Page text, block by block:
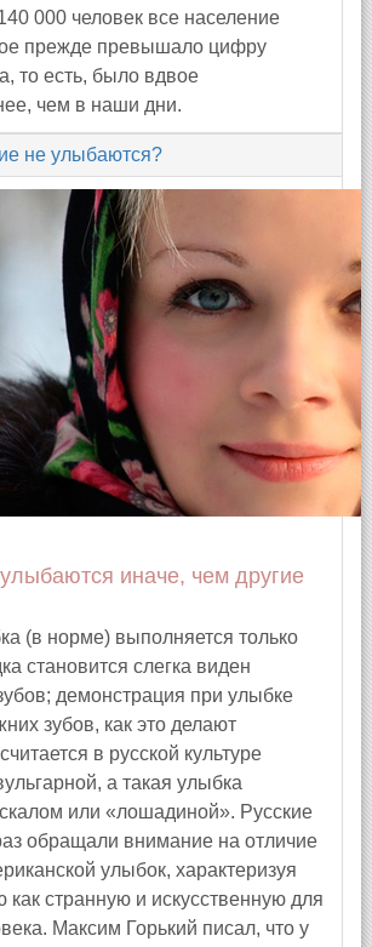
000 человек все население
прежде превышало цифру
то есть, было вдвое
чем в наши дни.
не улыбаются?
(в норме) выполняется только
становится слегка виден
демонстрация при улыбке
зубов, как это делают
в русской культуре
а такая улыбка
или «лошадиной». Русские
обращали внимание на отличие
улыбок, характеризуя
как странную и искусственную для
Максим Горький писал, что у